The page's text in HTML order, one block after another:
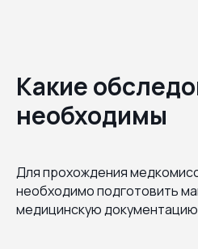
Какие
необходимы
Для прохождения
необходимо подготовить
медицинскую